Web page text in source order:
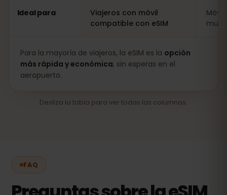
Ideal para
Viajeros con móvil
compatible con eSIM
muy
Para la mayoría de viajeros, la eSIM es la opción
más rápida y económica, sin esperas en el
aeropuerto.
Desliza la tabla para ver todas las columnas.
FAQ